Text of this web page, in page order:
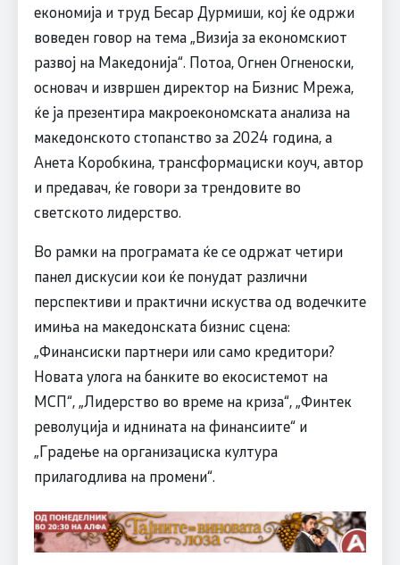
економија и труд Бесар Дурмиши, кој ќе одржи
воведен говор на тема „Визија за економскиот
развој на Македонија“. Потоа, Огнен Огненоски,
основач и извршен директор на Бизнис Мрежа,
ќе ја презентира макроекономската анализа на
македонското стопанство за 2024 година, а
Анета Коробкина, трансформациски коуч, автор
и предавач, ќе говори за трендовите во
светското лидерство.
Во рамки на програмата ќе се одржат четири
панел дискусии кои ќе понудат различни
перспективи и практични искуства од водечките
имиња на македонската бизнис сцена:
„Финансиски партнери или само кредитори?
Новата улога на банките во екосистемот на
МСП“, „Лидерство во време на криза“, „Финтек
револуција и иднината на финансиите“ и
„Градење на организациска култура
прилагодлива на промени“.